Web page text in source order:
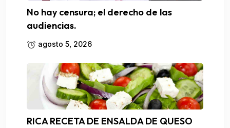
No hay censura; el derecho de las
audiencias.
agosto 5, 2026
RICA RECETA DE ENSALDA DE QUESO